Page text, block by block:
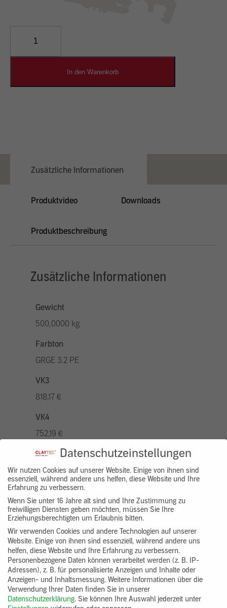
Designputz
In den Warenkorb
Zusätzliche Informationen
Produktvideo Downloads
Produktbeschreibung
Zusätzliche Informationen
Gewicht
500,0000 kg
Farbton
GRGE 3.2 PE
VK3
818,17 €
VK4
752,19 €
VK5
936,94 €
VK7
686,20 €
Gruppenprodukt
yosima_designputz_bigb
Datenschutzeinstellungen
Wir nutzen Cookies auf unserer Website. Einige von ihnen sind
essenziell, während andere uns helfen, diese Website und Ihre
Erfahrung zu verbessern.
Wenn Sie unter 16 Jahre alt sind und Ihre Zustimmung zu
freiwilligen Diensten geben möchten, müssen Sie Ihre
Erziehungsberechtigten um Erlaubnis bitten.
Wir verwenden Cookies und andere Technologien auf unserer
Website. Einige von ihnen sind essenziell, während andere uns
helfen, diese Website und Ihre Erfahrung zu verbessern.
Personenbezogene Daten können verarbeitet werden (z. B. IP-
Adressen), z. B. für personalisierte Anzeigen und Inhalte oder
Anzeigen- und Inhaltsmessung. Weitere Informationen über die
Verwendung Ihrer Daten finden Sie in unserer
Datenschutzerklärung. Sie können Ihre Auswahl jederzeit unter